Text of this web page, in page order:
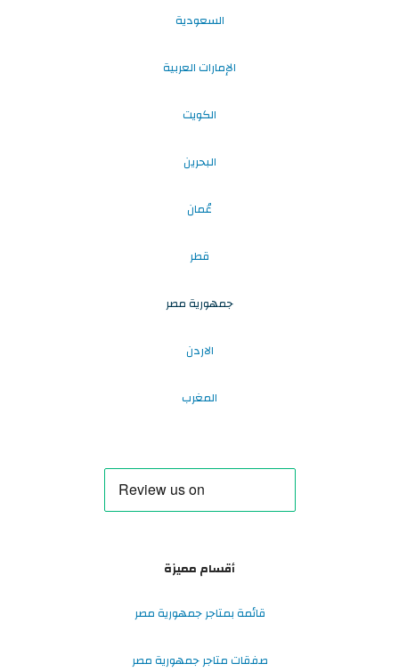
السعودية
الإمارات العربية
الكويت
البحرين
عُمان
قطر
جمهورية مصر
الاردن
المغرب
أقسام مميزة
قائمة بمتاجر جمهورية مصر
صفقات متاجر جمهورية مصر